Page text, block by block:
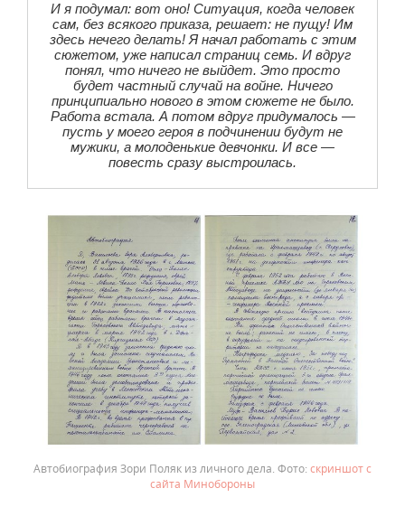
И я подумал: вот оно! Ситуация, когда человек
сам, без всякого приказа, решает: не пущу! Им
здесь нечего делать! Я начал работать с этим
сюжетом, уже написал страниц семь. И вдруг
понял, что ничего не выйдет. Это просто
будет частный случай на войне. Ничего
принципиально нового в этом сюжете не было.
Работа встала. А потом вдруг придумалось —
пусть у моего героя в подчинении будут не
мужики, а молоденькие девчонки. И все —
повесть сразу выстроилась.
Автобиография Зори Поляк из личного дела.
скриншот с
сайта Минобороны